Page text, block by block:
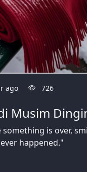
ago 726
Musim
is over,
happened."